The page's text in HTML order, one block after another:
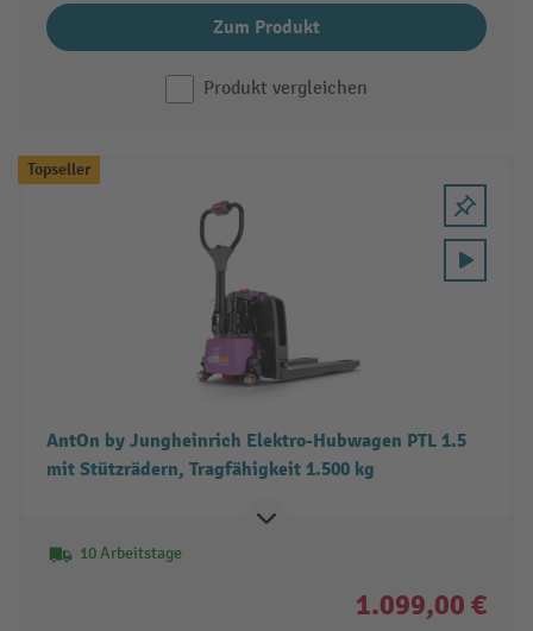
Zum Produkt
Produkt vergleichen
Topseller
AntOn by Jungheinrich Elektro-Hubwagen PTL 1.5
mit Stützrädern, Tragfähigkeit 1.500 kg
10 Arbeitstage
1.099,00 €